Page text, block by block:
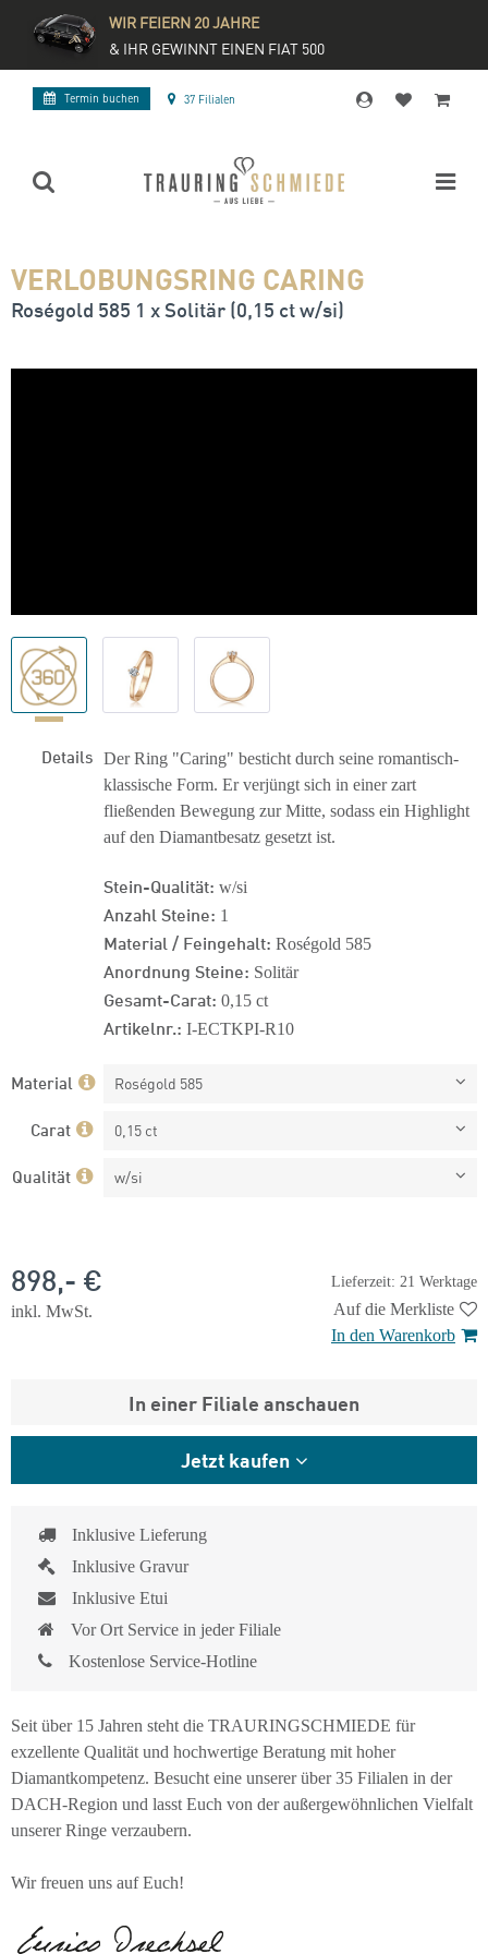
WIR FEIERN 20 JAHRE
& IHR GEWINNT EINEN FIAT 500
Termin buchen 37 Filialen
VERLOBUNGSRING CARING
Roségold 585 1 x Solitär (0,15 ct w/si)
Details Der Ring "Caring" besticht durch seine romantisch-
klassische Form. Er verjüngt sich in einer zart
fließenden Bewegung zur Mitte, sodass ein Highlight
auf den Diamantbesatz gesetzt ist.
Stein-Qualität: w/si
Anzahl Steine: 1
Material / Feingehalt: Roségold 585
Anordnung Steine: Solitär
Gesamt-Carat: 0,15 ct
Artikelnr.: I-ECTKPI-R10
Material Roségold 585
Carat 0,15 ct
Qualität w/si
Lieferzeit: 21 Werktage
898,- €
inkl. MwSt.
Auf die Merkliste
In den Warenkorb
In einer Filiale anschauen
Jetzt kaufen
Inklusive Lieferung
Inklusive Gravur
Inklusive Etui
Vor Ort Service in jeder Filiale
Kostenlose Service-Hotline
Seit über 15 Jahren steht die TRAURINGSCHMIEDE für
exzellente Qualität und hochwertige Beratung mit hoher
Diamantkompetenz. Besucht eine unserer über 35 Filialen in der
DACH-Region und lasst Euch von der außergewöhnlichen Vielfalt
unserer Ringe verzaubern.
Wir freuen uns auf Euch!